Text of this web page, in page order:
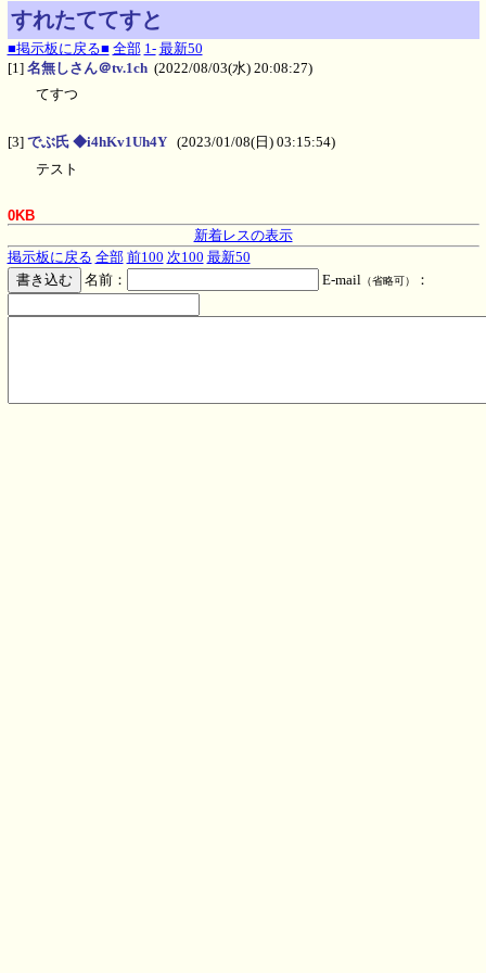
すれたててすと
■掲示板に戻る■ 全部 1- 最新50
[1] 名無しさん＠tv.1ch (2022/08/03(水) 20:08:27)
てすつ
[3] でぶ氏 ◆i4hKv1Uh4Y (2023/01/08(日) 03:15:54)
テスト
0KB
新着レスの表示
掲示板に戻る 全部 前100 次100 最新50
名前：
E-mail （省略可） ：